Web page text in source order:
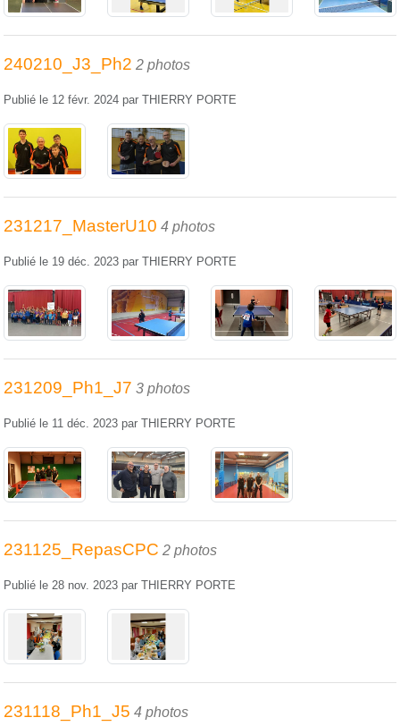
240210_J3_Ph2 2 photos
Publié le 12 févr. 2024 par THIERRY PORTE
231217_MasterU10 4 photos
Publié le 19 déc. 2023 par THIERRY PORTE
231209_Ph1_J7 3 photos
Publié le 11 déc. 2023 par THIERRY PORTE
231125_RepasCPC 2 photos
Publié le 28 nov. 2023 par THIERRY PORTE
231118_Ph1_J5 4 photos